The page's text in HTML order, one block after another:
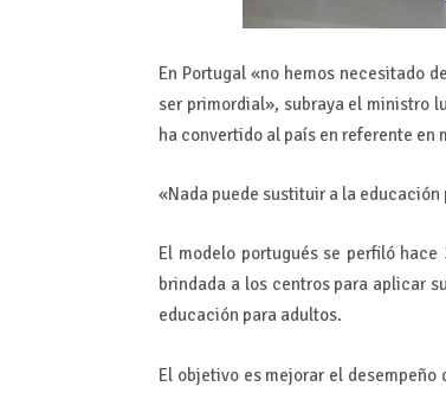
En Portugal «no hemos necesitado
ser primordial», subraya el ministro
ha convertido al país en referente en
«Nada puede sustituir a la
El modelo portugués se perfiló
brindada a los centros para aplicar
educación para adultos.
El objetivo es mejorar el